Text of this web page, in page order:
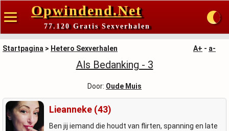
Opwindend.Net
77.120 Gratis Sexverhalen
Startpagina > Hetero Sexverhalen A+ - a-
Als Bedanking - 3
Door: Oude Muis
Lieanneke (43)
Ben jij iemand die houdt van flirten, spanning en late